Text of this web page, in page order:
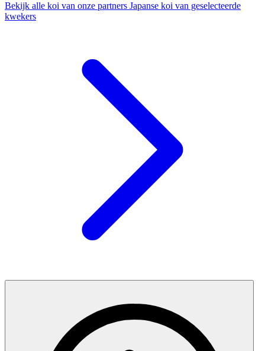
Bekijk alle koi van onze partners Japanse koi van geselecteerde
kwekers